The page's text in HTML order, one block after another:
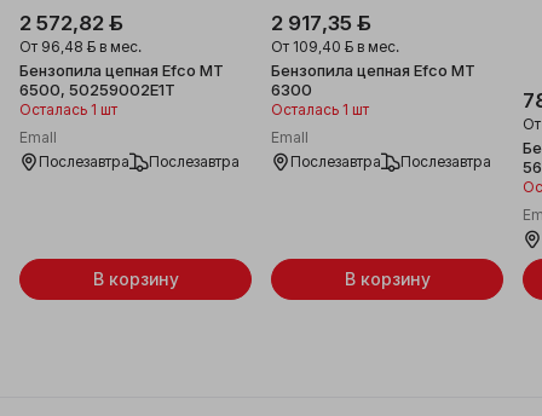
2 572,82 ƃ
От 96,48 ƃ в мес.
Бензопила цепная Efco MT
6500, 50259002E1T
Осталась 1 шт
Emall
Послезавтра
Послезавтра
В корзину
2 917,35 ƃ
От 109,40 ƃ в мес.
Бензопила цепная Efco MT
6300
Осталась 1 шт
Emall
Послезавтра
Послезавтра
В корзину